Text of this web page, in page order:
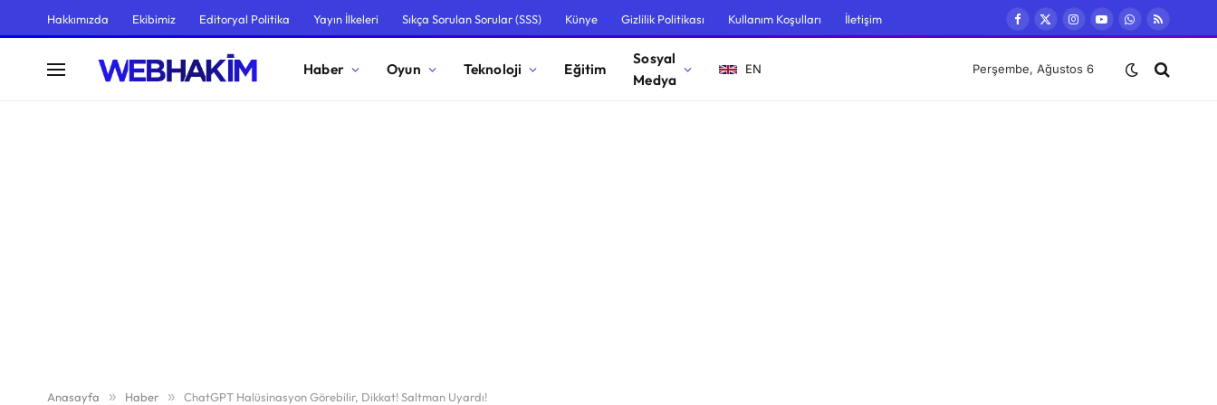
Hakkımızda Ekibimiz Editoryal Politika Yayın İlkeleri Sıkça Sorulan Sorular (SSS) Künye Gizlilik Politikası Kullanım Koşulları İletişim
Facebook
X
Instagram
YouTubeWhatsApp
RSS
Haber Oyun Teknoloji Eğitim
Sosyal
Medya
EN Perşembe, Ağustos 6
Anasayfa » Haber » ChatGPT Halüsinasyon Görebilir, Dikkat! Saltman Uyardı!